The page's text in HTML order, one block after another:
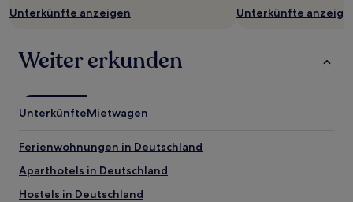
Unterkünfte anzeigen
Unterkünfte
Weiter erkunden
UnterkünfteMietwagen
Ferienwohnungen in Deutschland
Aparthotels in Deutschland
Hostels in Deutschland